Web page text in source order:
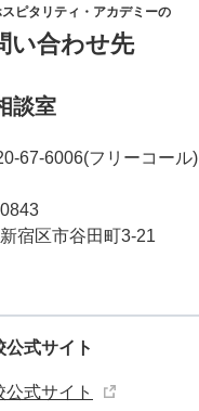
ピタリティ・アカデミーの
い合わせ先
談室
67-6006(フリーコール)
宿区市谷田町3-21
公式サイト
公式サイト